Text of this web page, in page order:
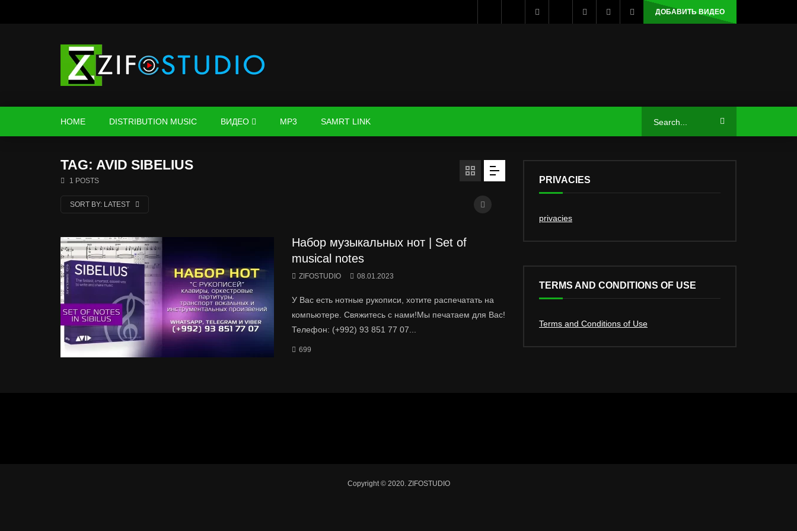
ДОБАВИТЬ ВИДЕО
HOME DISTRIBUTION MUSIC ВИДЕО MP3 SAMRT LINK
TAG: AVID SIBELIUS
1 POSTS
SORT BY: LATEST
Набор музыкальных нот | Set of
musical notes
ZIFOSTUDIO 08.01.2023
У Вас есть нотные рукописи, хотите распечатать на
компьютере. Свяжитесь с нами!Мы печатаем для Вас!
Телефон: (+992) 93 851 77 07...
699
PRIVACIES
privacies
TERMS AND CONDITIONS OF USE
Terms and Conditions of Use
Copyright © 2020. ZIFOSTUDIO